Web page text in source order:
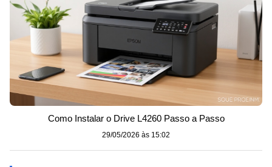
Como Instalar o Drive L4260 Passo a Passo
29/05/2026 às 15:02